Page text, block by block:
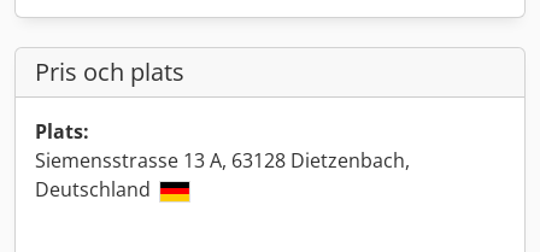
Pris och plats
Plats:
Siemensstrasse 13 A, 63128 Dietzenbach,
Deutschland